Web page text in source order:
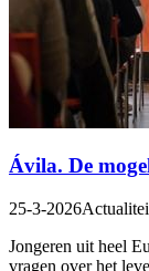
Ávila. De
25-3-2026
Jongeren uit heel
vragen over het